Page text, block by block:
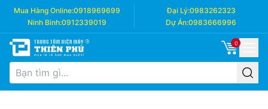
Mua Hàng Online:0918969699 Đại Lý:0983262323
Ninh Bình:0912339019 Dự Án:0983666996
0